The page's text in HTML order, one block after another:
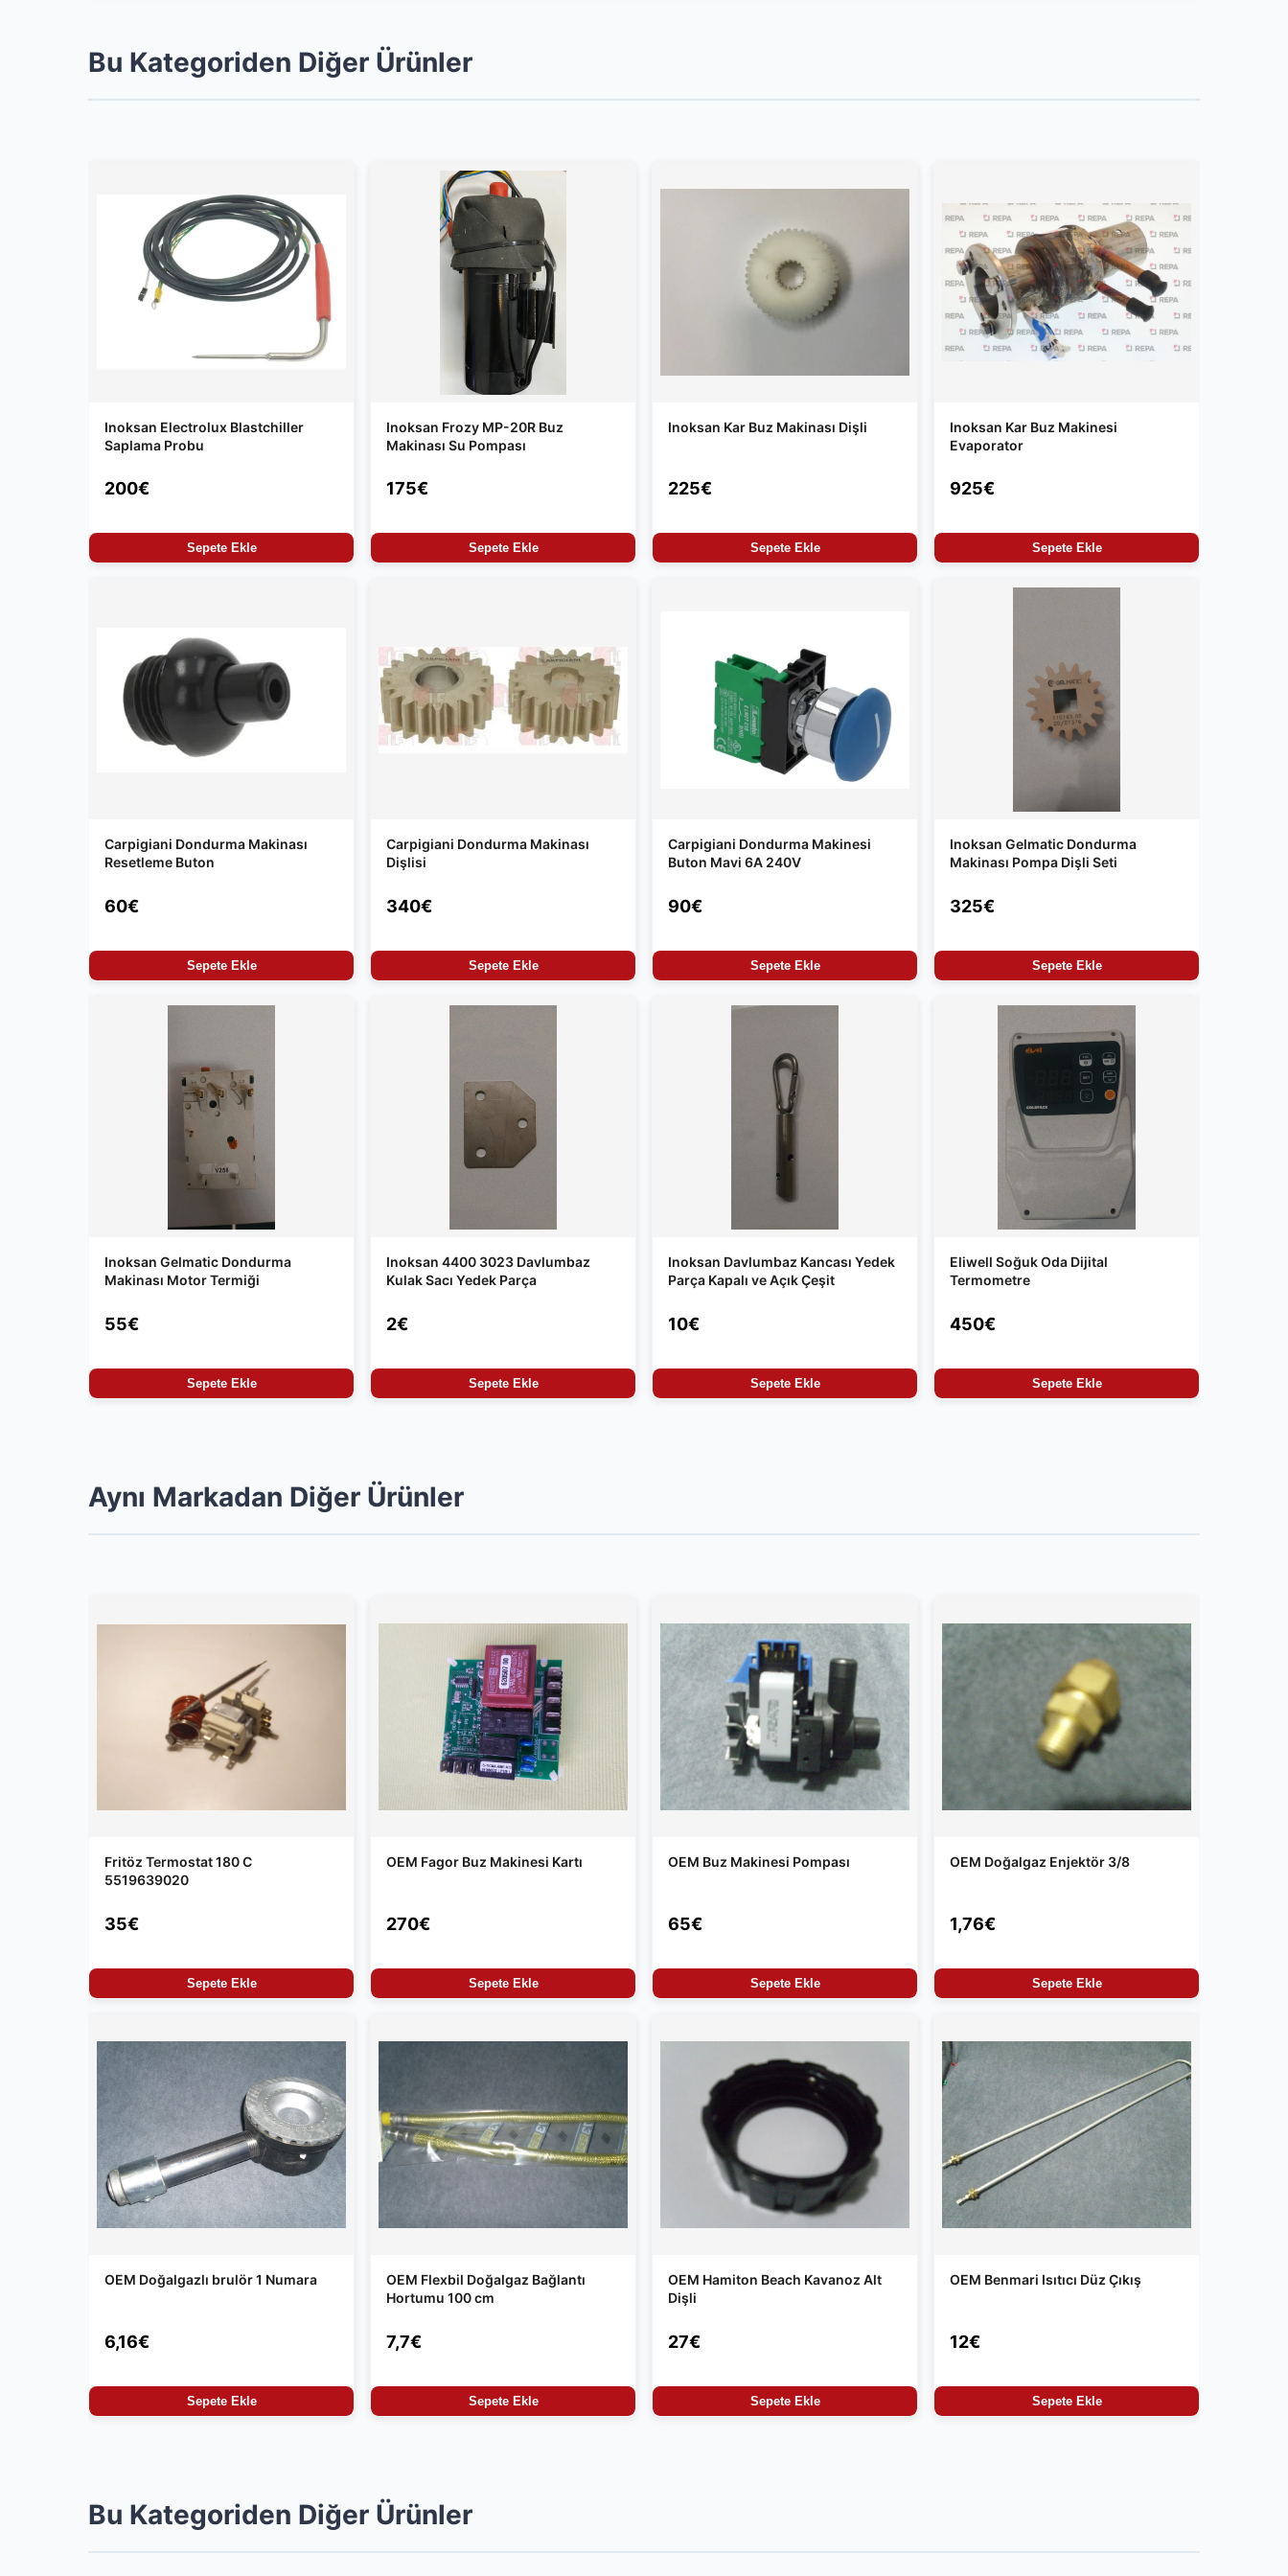
Bu Kategoriden Diğer Ürünler
Inoksan Electrolux Blastchiller
Saplama Probu
200€
Sepete Ekle
Inoksan Frozy MP-20R Buz
Makinası Su Pompası
175€
Sepete Ekle
Inoksan Kar Buz Makinası Dişli
225€
Sepete Ekle
Inoksan Kar Buz Makinesi
Evaporator
925€
Sepete Ekle
Carpigiani Dondurma Makinası
Resetleme Buton
60€
Sepete Ekle
Carpigiani Dondurma Makinası
Dişlisi
340€
Sepete Ekle
Carpigiani Dondurma Makinesi
Buton Mavi 6A 240V
90€
Sepete Ekle
Inoksan Gelmatic Dondurma
Makinası Pompa Dişli Seti
325€
Sepete Ekle
Inoksan Gelmatic Dondurma
Makinası Motor Termiği
55€
Sepete Ekle
Inoksan 4400 3023 Davlumbaz
Kulak Sacı Yedek Parça
2€
Sepete Ekle
Inoksan Davlumbaz Kancası Yedek
Parça Kapalı ve Açık Çeşit
10€
Sepete Ekle
Eliwell Soğuk Oda Dijital
Termometre
450€
Sepete Ekle
Aynı Markadan Diğer Ürünler
Fritöz Termostat 180 C
5519639020
35€
Sepete Ekle
OEM Fagor Buz Makinesi Kartı
270€
Sepete Ekle
OEM Buz Makinesi Pompası
65€
Sepete Ekle
OEM Doğalgaz Enjektör 3/8
1,76€
Sepete Ekle
OEM Doğalgazlı brulör 1 Numara
6,16€
Sepete Ekle
OEM Flexbil Doğalgaz Bağlantı
Hortumu 100 cm
7,7€
Sepete Ekle
OEM Hamiton Beach Kavanoz Alt
Dişli
27€
Sepete Ekle
OEM Benmari Isıtıcı Düz Çıkış
12€
Sepete Ekle
Bu Kategoriden Diğer Ürünler